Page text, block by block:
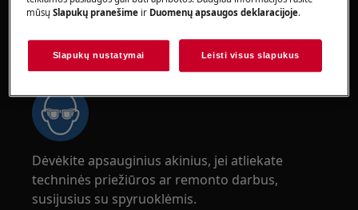
ĮSPĖJIMAS!AKIŲ SUŽALOJIMO RIZIKA
Dėvėkite apsauginius akinius, jei atliekate
techninės priežiūros ar remonto darbus,
susijusius su spyruoklėmis.
mūsųSlapukų pranešime ir Duomenų apsaugos deklaracijoje.
Slapukų nustatymai Leisti visus slapukus